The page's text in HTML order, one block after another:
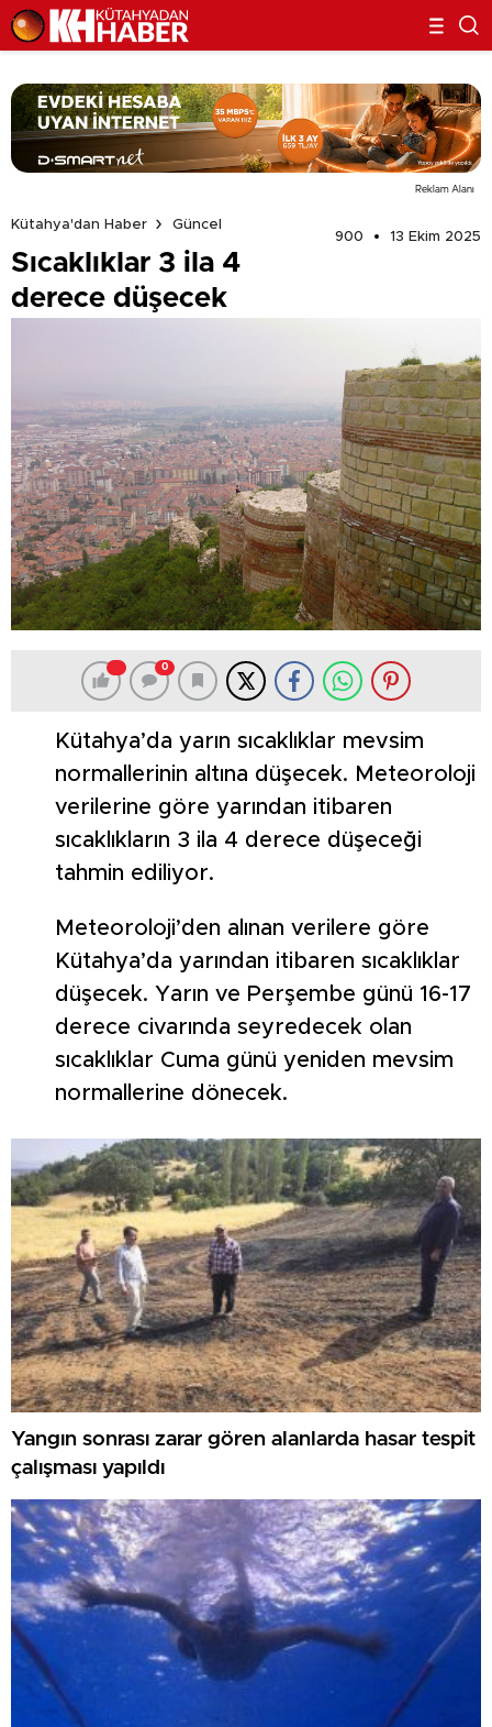
Reklam Alanı
Kütahya'dan Haber
Güncel
900
13 Ekim 2025
Sıcaklıklar 3 ila 4
derece düşecek
0
Kütahya’da yarın sıcaklıklar mevsim
normallerinin altına düşecek. Meteoroloji
verilerine göre yarından itibaren
sıcaklıkların 3 ila 4 derece düşeceği
tahmin ediliyor.
Meteoroloji’den alınan verilere göre
Kütahya’da yarından itibaren sıcaklıklar
düşecek. Yarın ve Perşembe günü 16-17
derece civarında seyredecek olan
sıcaklıklar Cuma günü yeniden mevsim
normallerine dönecek.
Yangın sonrası zarar gören alanlarda hasar tespit
çalışması yapıldı